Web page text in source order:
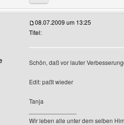
Benutzer-Profile anzeigen
08.07.2009 um 13:25
Titel:
Schön, daß vor lauter
Edit: paßt wieder
Tanja
Wir leben alle unter dem selben